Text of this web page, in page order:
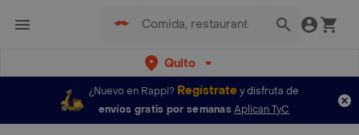
Quito
¿Nuevo en Rappi? Regístratey disfruta de
envíos gratis por semanas Aplican TyC